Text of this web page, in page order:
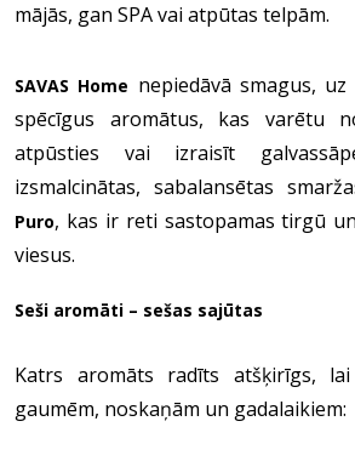
mājās, gan SPA vai atpūtas telpām.
SAVAS Home nepiedāvā smagus,
spēcīgus aromātus, kas varētu
atpūsties vai izraisīt
izsmalcinātas, sabalansētas
Puro, kas ir reti sastopamas tirgū
viesus.
Seši aromāti – sešas sajūtas
Katrs aromāts radīts atšķirīgs,
gaumēm, noskaņām un gadalaikiem: